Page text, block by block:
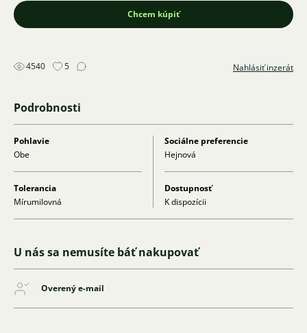
Chcem kúpiť
4540 5 Nahlásiť inzerát
Podrobnosti
Pohlavie
Obe
Sociálne preferencie
Hejnová
Tolerancia
Mírumilovná
Dostupnosť
K dispozícii
U nás sa nemusíte báť nakupovať
Overený e-mail